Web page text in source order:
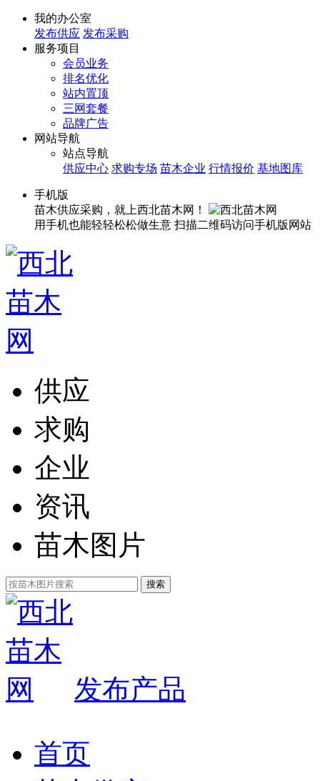
我的办公室
发布供应 发布采购
服务项目
会员业务
排名优化
站内置顶
三网套餐
品牌广告
网站导航
站点导航
供应中心 求购专场 苗木企业 行情报价 基地图库
手机版
苗木供应采购，就上西北苗木网！
用手机也能轻轻松松做生意 扫描二维码访问手机版网站
供应
求购
企业
资讯
苗木图片
发布产品
首页